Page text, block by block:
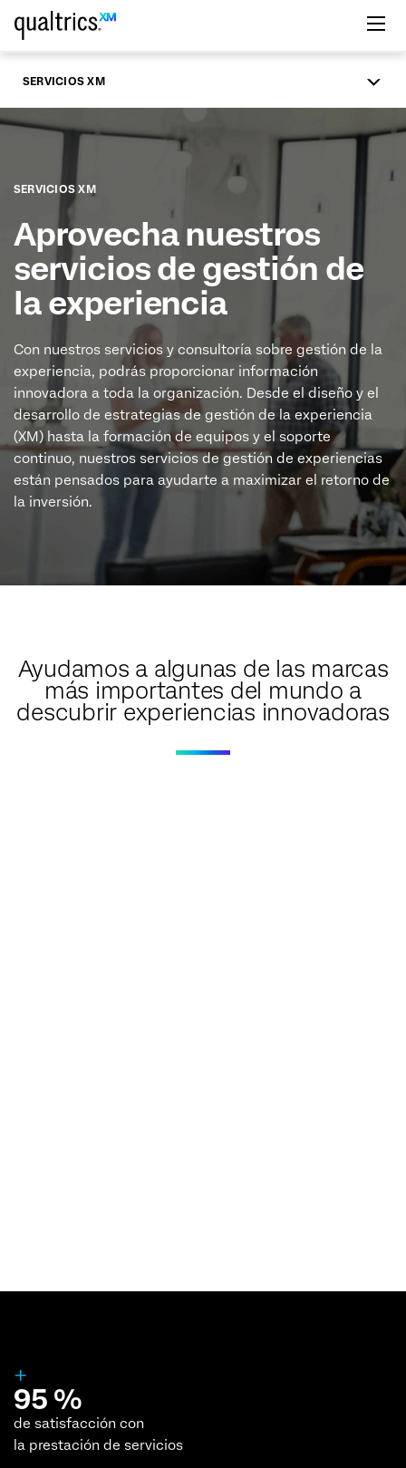
Saltar al contenido principal
SERVICIOS XM
SERVICIOS XM
Aprovecha nuestros
servicios de gestión de
la experiencia
Con nuestros servicios y consultoría sobre gestión de la
experiencia, podrás proporcionar información
innovadora a toda la organización. Desde el diseño y el
desarrollo de estrategias de gestión de la experiencia
(XM) hasta la formación de equipos y el soporte
continuo, nuestros servicios de gestión de experiencias
están pensados para ayudarte a maximizar el retorno de
la inversión.
Ayudamos a algunas de las marcas
más importantes del mundo a
descubrir experiencias innovadoras
+
95 %
de satisfacción con
la prestación de servicios